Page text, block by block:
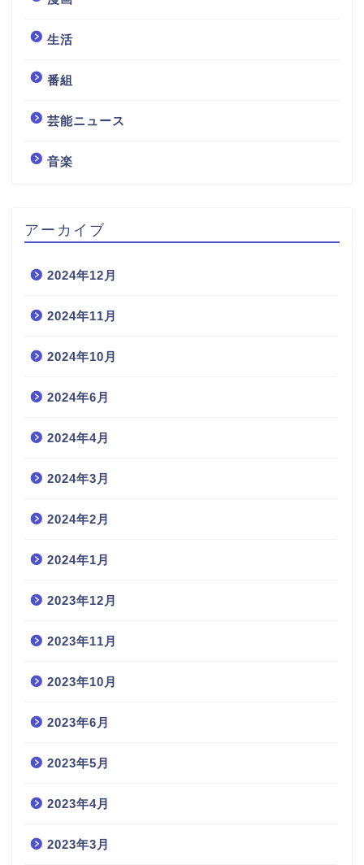
生活
番組
芸能ニュース
音楽
アーカイブ
2024年12月
2024年11月
2024年10月
2024年6月
2024年4月
2024年3月
2024年2月
2024年1月
2023年12月
2023年11月
2023年10月
2023年6月
2023年5月
2023年4月
2023年3月